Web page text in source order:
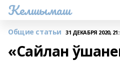
Келшымаш
Общие статьи 31 ДЕКАБРЯ 2020,
«Сайлан